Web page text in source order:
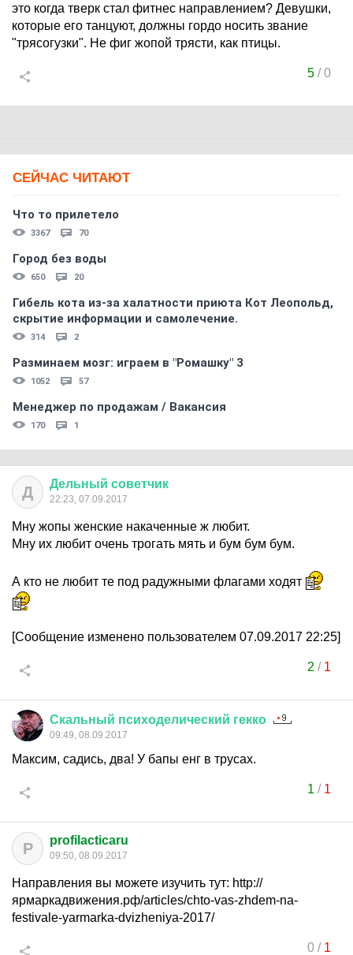
это когда тверк стал фитнес направлением? Девушки,
которые его танцуют, должны гордо носить звание
"трясогузки". Не фиг жопой трясти, как птицы.
5/0
СЕЙЧАС ЧИТАЮТ
Что то прилетело
3367 70
Город без воды
650 20
Гибель кота из-за халатности приюта Кот Леопольд,
скрытиe информации и самолечение.
314 2
Разминаем мозг: играем в "Ромашку" 3
1052 57
Менеджер по продажам / Вакансия
170 1
Д Дельный советчик
22:23, 07.09.2017
Мну жопы женские накаченные ж любит.
Мну их любит очень трогать мять и бум бум бум.
А кто не любит те под радужными флагами ходят
[Сообщение изменено пользователем 07.09.2017 22:25]
2 / 1
Скальный психоделический гекко
09:49, 08.09.2017
Максим, садись, два! У бапы енг в трусах.
1 / 1
P profilacticaru
09:50, 08.09.2017
Направления вы можете изучить тут: http://
ярмаркадвижения.рф/articles/chto-vas-zhdem-na-
festivale-yarmarka-dvizheniya-2017/
0/ 1